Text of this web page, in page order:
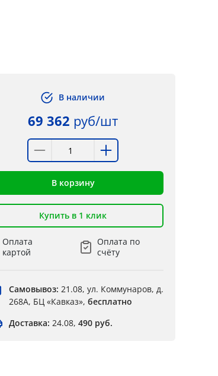
В наличии
69 362 руб/шт
В корзину
Купить в 1 клик
Оплата
картой
Оплата по
счёту
Самовывоз: 21.08, ул. Коммунаров, д.
268А, БЦ «Кавказ», бесплатно
Доставка: 24.08, 490 руб.